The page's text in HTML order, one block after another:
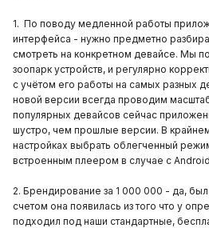
приложений из своей оболчки.
000 000.)))
Цена за базовый пакет - 150
дорого. У нас есть конкуренты
тарифы 200 руб инет + ТВ . Да ТВ
каких каналов. Но нам что бы
придётся всю прибыль отдать
1. По поводу медленной работы
интерфейса - нужно предметно
смотреть на конкретном девайсе. Мы
зоопарк устройств, и регулярно
с учётом его работы на самых разных
новой версии всегда проводим
популярных девайсов сейчас
шустро, чем прошлые версии. В
настройках выбрать облегченный
встроенным плеером в случае с
2. Брендирование за 1 000 000 - да,
счетом она появилась из того что у
подходил под наши стандартные,